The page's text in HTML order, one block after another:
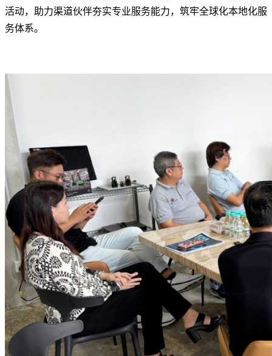
活动，助力渠道伙伴夯实专业服务能力，筑牢全球化本地化服
务体系。